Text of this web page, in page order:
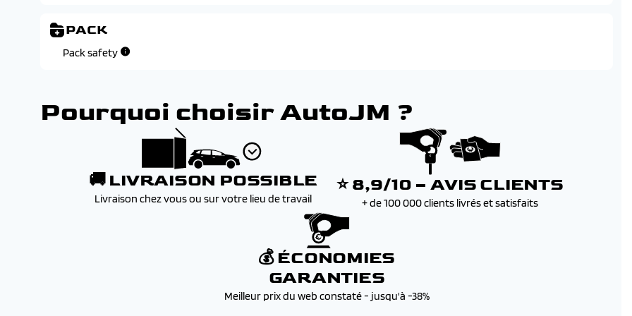
PACK
Pack safety
Pourquoi choisir AutoJM ?
🚚 LIVRAISON POSSIBLE
Livraison chez vous ou sur votre lieu de travail
⭐ 8,9/10 – AVIS CLIENTS
+ de 100 000 clients livrés et satisfaits
💰 ÉCONOMIES
GARANTIES
Meilleur prix du web constaté - jusqu'à -38%